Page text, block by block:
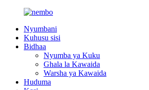
Nyumbani
Kuhusu sisi
Bidhaa
Nyumba ya Kuku
Ghala la Kawaida
Warsha ya Kawaida
Huduma